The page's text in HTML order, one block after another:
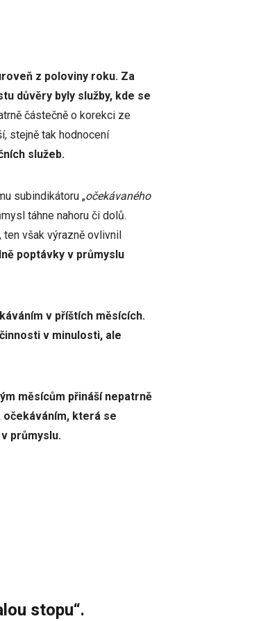
z poloviny roku. Za
důvěry byly služby, kde se
částečně o korekci ze
stejně tak hodnocení
služeb.
subindikátoru „očekávaného
táhne nahoru či dolů.
však výrazně ovlivnil
poptávky v průmyslu
v příštích měsících.
v minulosti, ale
měsícům přináší nepatrně
která se
průmyslu.
stopu“.